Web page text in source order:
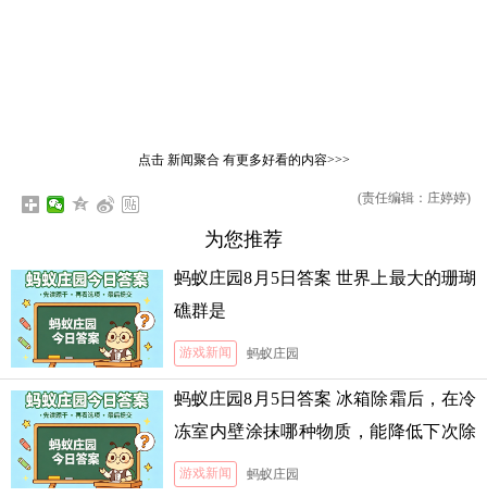
点击 新闻聚合有更多好看的内容>>>
(责任编辑：庄婷婷)
为您推荐
蚂蚁庄园8月5日答案 世界上最大的珊瑚
礁群是
游戏新闻 蚂蚁庄园
蚂蚁庄园8月5日答案 冰箱除霜后，在冷
冻室内壁涂抹哪种物质，能降低下次除
霜的难度
游戏新闻 蚂蚁庄园